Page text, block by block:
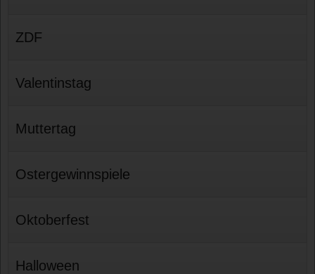
ZDF
Valentinstag
Muttertag
Ostergewinnspiele
Oktoberfest
Halloween